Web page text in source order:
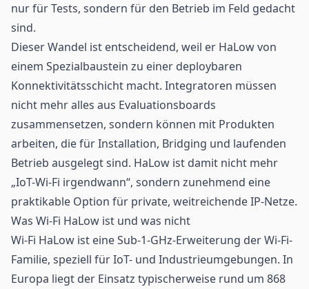
nur für Tests, sondern für den Betrieb im Feld gedacht
sind.
Dieser Wandel ist entscheidend, weil er HaLow von
einem Spezialbaustein zu einer deploybaren
Konnektivitätsschicht macht. Integratoren müssen
nicht mehr alles aus Evaluationsboards
zusammensetzen, sondern können mit Produkten
arbeiten, die für Installation, Bridging und laufenden
Betrieb ausgelegt sind. HaLow ist damit nicht mehr
„IoT-Wi-Fi irgendwann“, sondern zunehmend eine
praktikable Option für private, weitreichende IP-Netze.
Was Wi-Fi HaLow ist und was nicht
Wi-Fi HaLow ist eine Sub-1-GHz-Erweiterung der Wi-Fi-
Familie, speziell für IoT- und Industrieumgebungen. In
Europa liegt der Einsatz typischerweise rund um 868